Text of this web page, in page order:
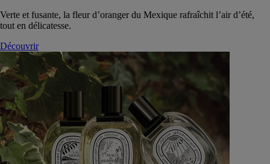
Verte et fusante, la fleur d’oranger du Mexique rafraîchit l’air d’été,
tout en délicatesse.
Découvrir